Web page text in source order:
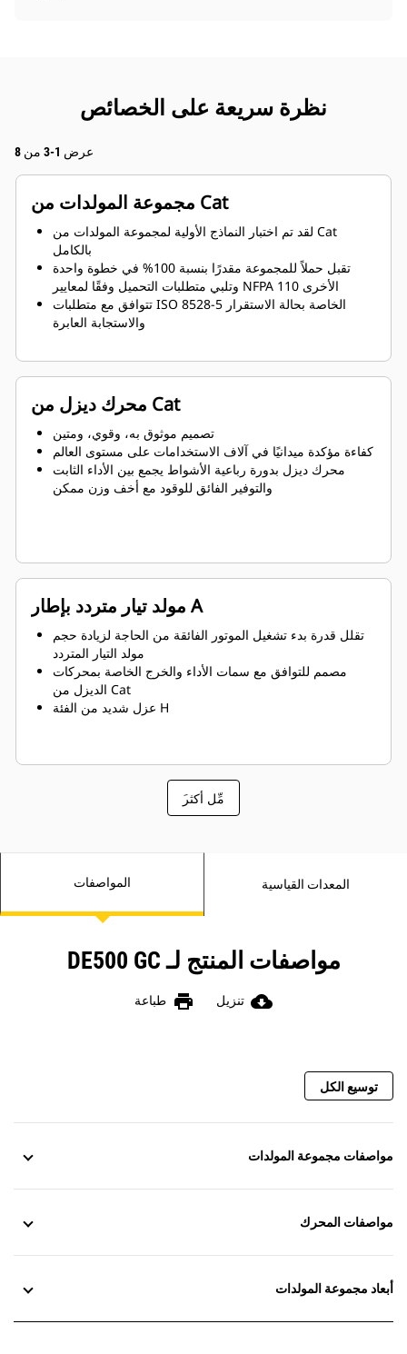
نظرة سريعة على الخصائص
عرض 1-3 من 8
مجموعة المولدات من Cat
لقد تم اختبار النماذج الأولية لمجموعة المولدات من Cat
بالكامل
تقبل حملاً للمجموعة مقدرًا بنسبة 100% في خطوة واحدة
وتلبي متطلبات التحميل وفقًا لمعايير NFPA 110 الأخرى
تتوافق مع متطلبات ISO 8528-5 الخاصة بحالة الاستقرار
والاستجابة العابرة
محرك ديزل من Cat
تصميم موثوق به، وقوي، ومتين
كفاءة مؤكدة ميدانيًا في آلاف الاستخدامات على مستوى العالم
محرك ديزل بدورة رباعية الأشواط يجمع بين الأداء الثابت
والتوفير الفائق للوقود مع أخف وزن ممكن
مولد تيار متردد بإطار A
تقلل قدرة بدء تشغيل الموتور الفائقة من الحاجة لزيادة حجم
مولد التيار المتردد
مصمم للتوافق مع سمات الأداء والخرج الخاصة بمحركات
الديزل من Cat
عزل شديد من الفئة H
َمِّل أكثر
المواصفات المعدات القياسية
مواصفات المنتج لـ DE500 GC
cloud_download تنزيل print طباعة
توسيع الكل
مواصفات مجموعة المولدات
مواصفات المحرك
أبعاد مجموعة المولدات